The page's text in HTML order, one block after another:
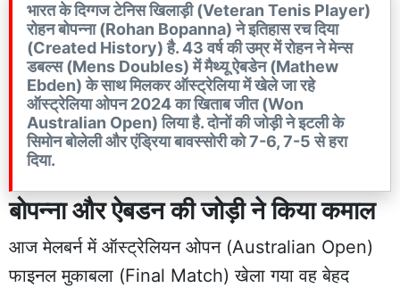
भारत के दिग्गज टेनिस खिलाड़ी (Veteran Tenis Player)
रोहन बोपन्ना (Rohan Bopanna) ने इतिहास रच दिया
(Created History) है. 43 वर्ष की उम्र में रोहन ने मेन्स
डबल्स (Mens Doubles) में मैथ्यू ऐबडेन (Mathew
Ebden) के साथ मिलकर ऑस्ट्रेलिया में खेले जा रहे
ऑस्ट्रेलिया ओपन 2024 का खिताब जीत (Won
Australian Open) लिया है. दोनों की जोड़ी ने इटली के
सिमोन बोलेली और एंड्रिया बावस्सोरी को 7-6, 7-5 से हरा
दिया.
बोपन्ना और ऐबडन की जोड़ी ने किया कमाल
आज मेलबर्न में ऑस्ट्रेलियन ओपन (Australian Open)
फाइनल मुकाबला (Final Match) खेला गया वह बेहद